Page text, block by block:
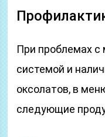
При проблемах
системой и
оксолатов, в
следующие